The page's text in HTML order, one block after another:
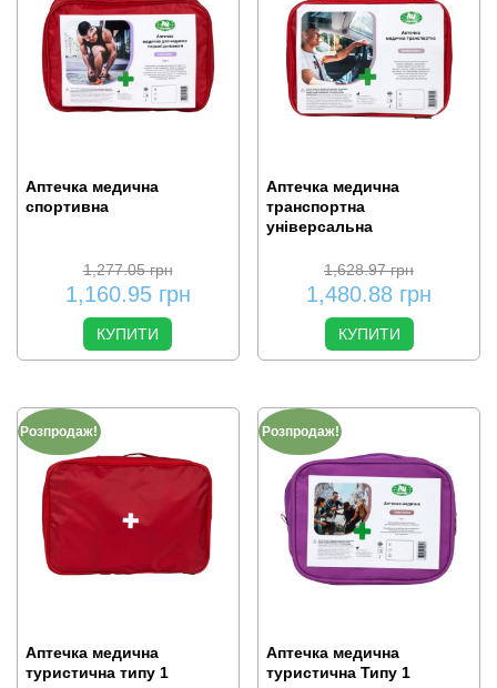
Аптечка медична
спортивна
1,277.05грн
1,160.95 грн
КУПИТИ
Аптечка медична
транспортна
універсальна
1,628.97грн
1,480.88 грн
КУПИТИ
Розпродаж!
Аптечка медична
туристична типу 1
Розпродаж!
Аптечка медична
туристична Типу 1